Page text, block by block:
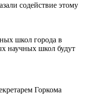
содействие этому
школ города в
научных школ будут
Горкома